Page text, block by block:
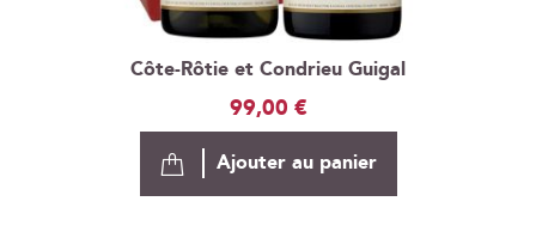
Côte-Rôtie et Condrieu Guigal
99,00 €
Ajouter au panier